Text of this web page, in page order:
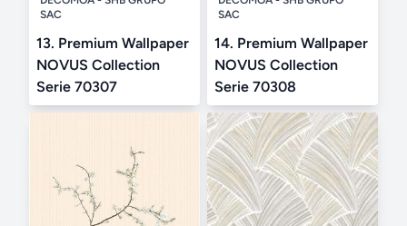
SAC
13. Premium Wallpaper
NOVUS Collection
Serie 70307
SAC
14. Premium Wallpaper
NOVUS Collection
Serie 70308